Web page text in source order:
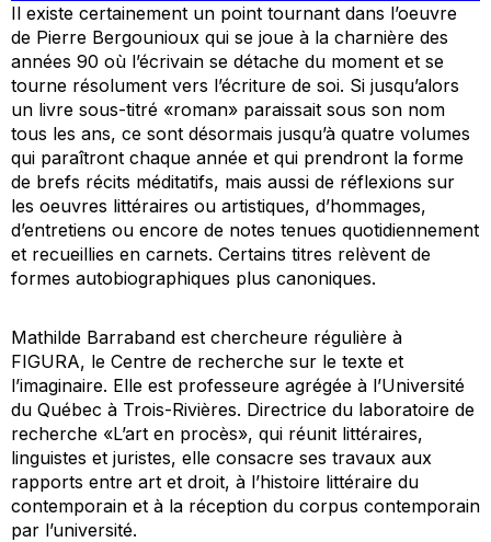
Il existe certainement un point tournant dans l’oeuvre
de Pierre Bergounioux qui se joue à la charnière des
années 90 où l’écrivain se détache du moment et se
tourne résolument vers l’écriture de soi. Si jusqu’alors
un livre sous-titré «roman» paraissait sous son nom
tous les ans, ce sont désormais jusqu’à quatre volumes
qui paraîtront chaque année et qui prendront la forme
de brefs récits méditatifs, mais aussi de réflexions sur
les oeuvres littéraires ou artistiques, d’hommages,
d’entretiens ou encore de notes tenues quotidiennement
et recueillies en carnets. Certains titres relèvent de
formes autobiographiques plus canoniques.
Mathilde Barraband est chercheure régulière à
FIGURA, le Centre de recherche sur le texte et
l’imaginaire. Elle est professeure agrégée à l’Université
du Québec à Trois-Rivières. Directrice du laboratoire de
recherche «L’art en procès», qui réunit littéraires,
linguistes et juristes, elle consacre ses travaux aux
rapports entre art et droit, à l’histoire littéraire du
contemporain et à la réception du corpus contemporain
par l’université.